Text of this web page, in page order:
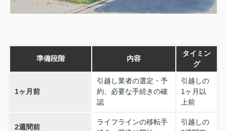
準備段階 内容
タイミン
グ
1ヶ月前
引越し業者の選定・予
約、必要な手続きの確
認
引越しの
1ヶ月以
上前
2週間前
ライフラインの移転手
引越しの